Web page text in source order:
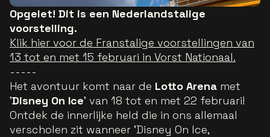
Opgelet! Dit is een Nederlandstalige
voorstelling.
Klik hier voor de Franstalige voorstellingen van
13 tot en met 15 februari in Vorst Nationaal.
-----
Het avontuur komt naar de Lotto Arena met
'Disney On Ice' van 18 tot en met 22 februari!
Ontdek de innerlijke held die in ons allemaal
verscholen zit wanneer 'Disney On Ice,